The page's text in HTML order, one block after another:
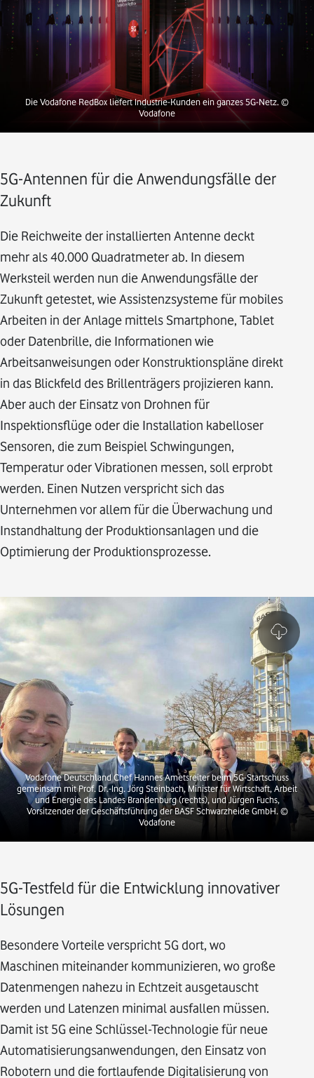
Die Vodafone RedBox liefert Industrie-Kunden ein ganzes 5G-Netz.©
Vodafone
5G-Antennen für die Anwendungsfälle der
Zukunft
Die Reichweite der installierten Antenne deckt
mehr als 40.000 Quadratmeter ab. In diesem
Werksteil werden nun die Anwendungsfälle der
Zukunft getestet, wie Assistenzsysteme für mobiles
Arbeiten in der Anlage mittels Smartphone, Tablet
oder Datenbrille, die Informationen wie
Arbeitsanweisungen oder Konstruktionspläne direkt
in das Blickfeld des Brillenträgers projizieren kann.
Aber auch der Einsatz von Drohnen für
Inspektionsflüge oder die Installation kabelloser
Sensoren, die zum Beispiel Schwingungen,
Temperatur oder Vibrationen messen, soll erprobt
werden. Einen Nutzen verspricht sich das
Unternehmen vor allem für die Überwachung und
Instandhaltung der Produktionsanlagen und die
Optimierung der Produktionsprozesse.
Vodafone Deutschland Chef Hannes Ametsreiter beim 5G-Startschuss
gemeinsam mit Prof. Dr.-Ing. Jörg Steinbach, Minister für Wirtschaft, Arbeit
und Energie des Landes Brandenburg (rechts), und Jürgen Fuchs,
Vorsitzender der Geschäftsführung der BASF Schwarzheide GmbH. ©
Vodafone
5G-Testfeld für die Entwicklung innovativer
Lösungen
Besondere Vorteile verspricht 5G dort, wo
Maschinen miteinander kommunizieren, wo große
Datenmengen nahezu in Echtzeit ausgetauscht
werden und Latenzen minimal ausfallen müssen.
Damit ist 5G eine Schlüssel-Technologie für neue
Automatisierungsanwendungen, den Einsatz von
Robotern und die fortlaufende Digitalisierung von